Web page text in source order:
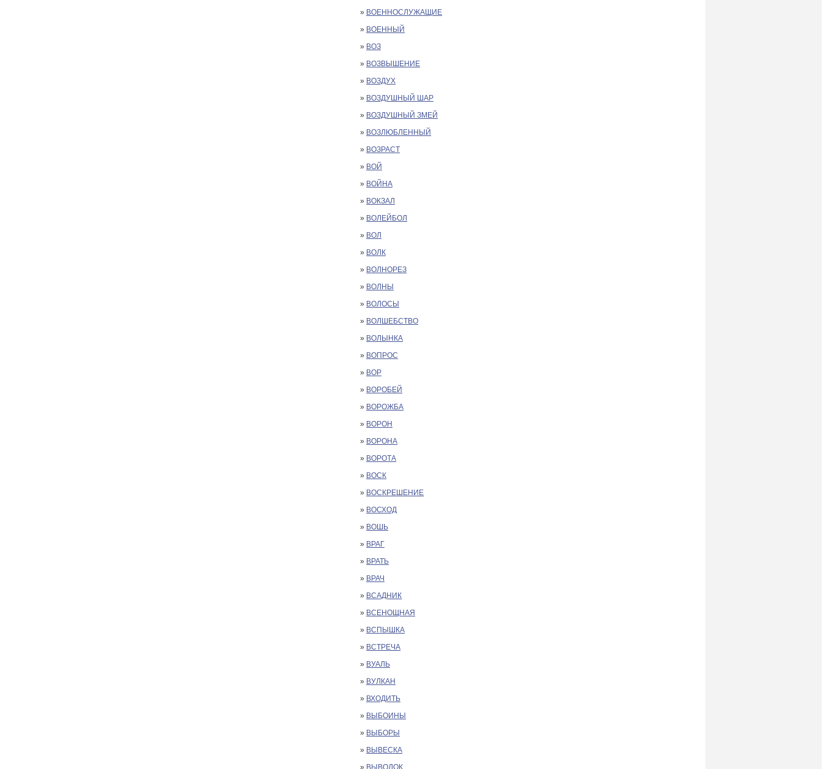
» ВОЕННОСЛУЖАЩИЕ
» ВОЕННЫЙ
» ВОЗ
» ВОЗВЫШЕНИЕ
» ВОЗДУХ
» ВОЗДУШНЫЙ ШАР
» ВОЗДУШНЫЙ ЗМЕЙ
» ВОЗЛЮБЛЕННЫЙ
» ВОЗРАСТ
» ВОЙ
» ВОЙНА
» ВОКЗАЛ
» ВОЛЕЙБОЛ
» ВОЛ
» ВОЛК
» ВОЛНОРЕЗ
» ВОЛНЫ
» ВОЛОСЫ
» ВОЛШЕБСТВО
» ВОЛЫНКА
» ВОПРОС
» ВОР
» ВОРОБЕЙ
» ВОРОЖБА
» ВОРОН
» ВОРОНА
» ВОРОТА
» ВОСК
» ВОСКРЕШЕНИЕ
» ВОСХОД
» ВОШЬ
» ВРАГ
» ВРАТЬ
» ВРАЧ
» ВСАДНИК
» ВСЕНОЩНАЯ
» ВСПЫШКА
» ВСТРЕЧА
» ВУАЛЬ
» ВУЛКАН
» ВХОДИТЬ
» ВЫБОИНЫ
» ВЫБОРЫ
» ВЫВЕСКА
» ВЫВОДОК